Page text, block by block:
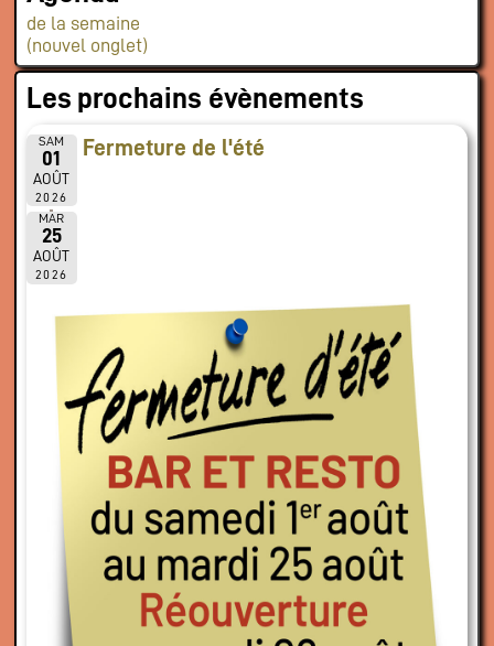
de la semaine
(nouvel onglet)
Les prochains évènements
SAM
01
AOÛT
2026
MAR
25
AOÛT
2026
Fermeture de l'été